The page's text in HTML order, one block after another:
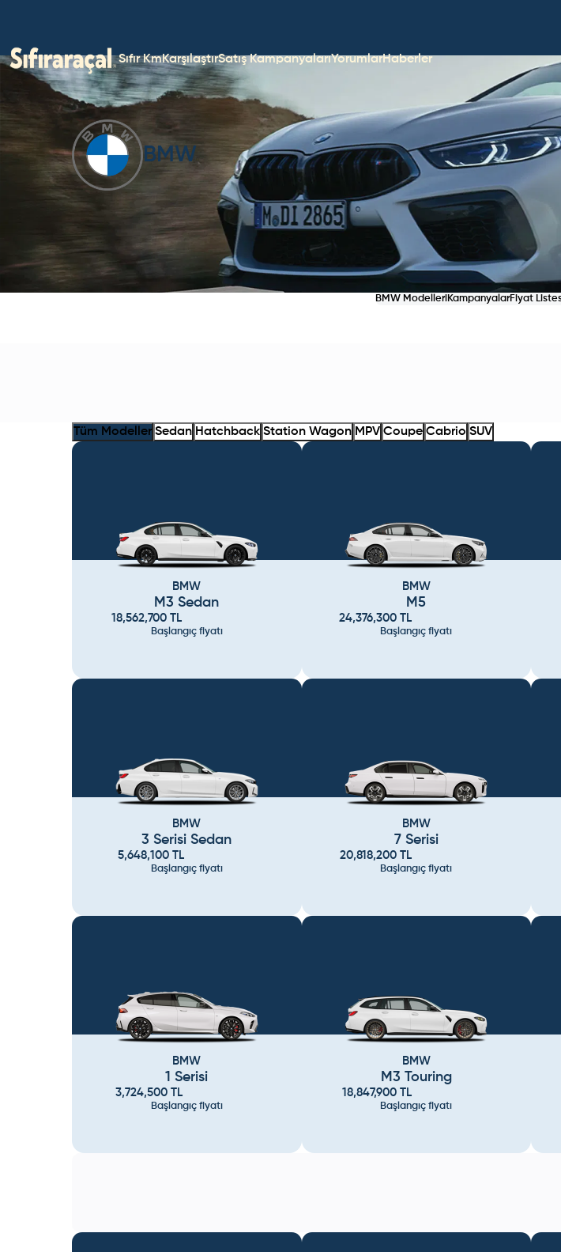
Sıfır KmKarşılaştırSatış KampanyalarıYorumlarHaberler
BMW
BMW Modelleri KampanyalarFiyat
Tüm Modeller Sedan Hatchback Station Wagon MPV Coupe Cabrio SUV
BMW
M3 Sedan
18,562,700 TL
Başlangıç fiyatı
BMW
M5
24,376,300TL
Başlangıç fiyatı
BMW
3 Serisi Sedan
5,648,100TL
Başlangıç fiyatı
BMW
7 Serisi
20,818,200 TL
Başlangıç fiyatı
BMW
1 Serisi
3,724,500TL
Başlangıç fiyatı
BMW
M3 Touring
18,847,900TL
Başlangıç fiyatı